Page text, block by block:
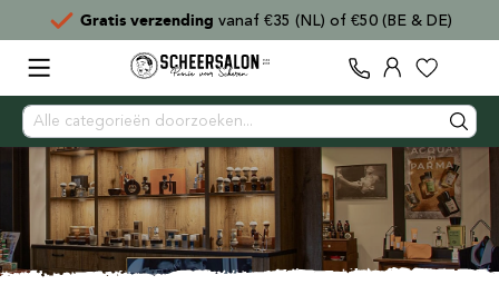
Gratis verzending vanaf €35 (NL) of €50 (BE & DE)